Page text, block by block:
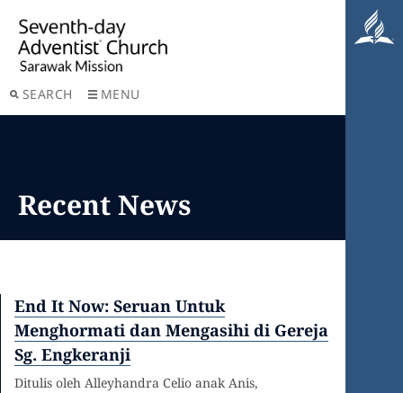
SEARCH MENU
Recent News
End It Now: Seruan Untuk
Menghormati dan Mengasihi di Gereja
Sg. Engkeranji
Ditulis oleh Alleyhandra Celio anak Anis,